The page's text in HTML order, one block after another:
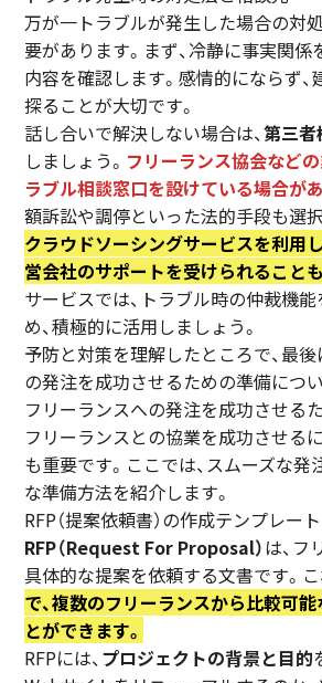
万が一トラブルが発生した場合の対
要があります。まず、冷静に事実関係
内容を確認します。感情的にならず
探ることが大切です。
話し合いで解決しない場合は、第三者
しましょう。 フリーランス協会など
ラブル相談窓口を設けている場合があ
額訴訟や調停といった法的手段も選
クラウドソーシングサービスを利用
営会社のサポートを受けられること
サービスでは、トラブル時の仲裁機
め、積極的に活用しましょう。
予防と対策を理解したところで、最
の発注を成功させるための準備につ
フリーランスへの発注を成功させる
フリーランスとの協業を成功させる
も重要です。ここでは、スムーズな
な準備方法を紹介します。
RFP（提案依頼書）の作成テンプレート
RFP（Request For Proposal）は、フ
具体的な提案を依頼する文書です。
で、複数のフリーランスから比較可
とができます。
RFPには、プロジェクトの背景と目的